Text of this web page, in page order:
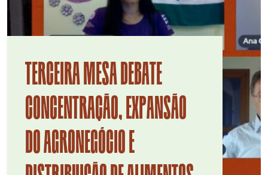
TERCEIRA MESA DEBATE
CONCENTRAÇÃO, EXPANSÃO
DO AGRONEGÓCIO E